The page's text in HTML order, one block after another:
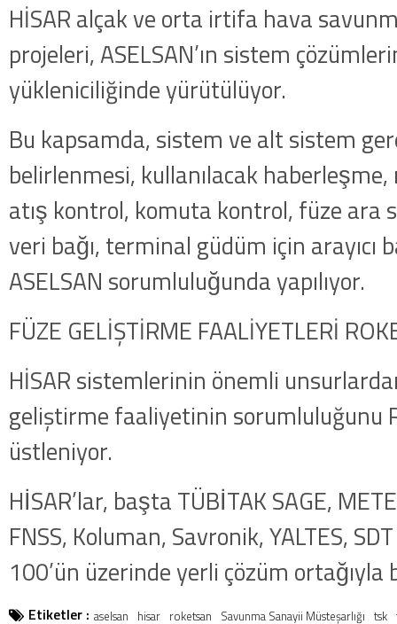
HİSAR alçak ve orta irtifa hava
projeleri, ASELSAN’ın sistem
yükleniciliğinde yürütülüyor.
Bu kapsamda, sistem ve alt sistem
belirlenmesi, kullanılacak
atış kontrol, komuta kontrol, füze ara
veri bağı, terminal güdüm için arayıcı
ASELSAN sorumluluğunda yapılıyor.
FÜZE GELİŞTİRME FAALİYETLERİ
HİSAR sistemlerinin önemli
geliştirme faaliyetinin sorumluluğunu
üstleniyor.
HİSAR’lar, başta TÜBİTAK SAGE,
FNSS, Koluman, Savronik, YALTES,
100’ün üzerinde yerli çözüm
Etiketler : aselsan hisar roketsan Savunma Sanayii Müsteşarlığı tsk